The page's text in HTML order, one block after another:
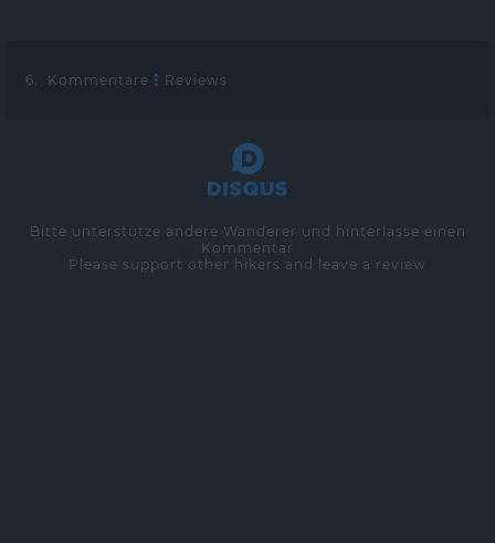
6. Kommentare Reviews
Bitte unterstütze andere Wanderer und hinterlasse einen
Kommentar
Please support other hikers and leave a review